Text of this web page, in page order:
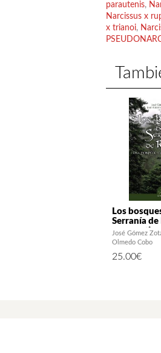
parautenis,
Narcissus x
x trianoi,
Los
Serranía de
temporal
José Gómez
Olmedo Cobo
25.00€